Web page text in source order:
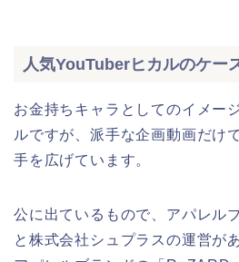
人気YouTuberヒカルのケー
お金持ちキャラとしてのイメー
ルですが、派手な企画動画だけ
手を広げています。
公に出ているもので、アパレル
と株式会社シュプラスの運営が